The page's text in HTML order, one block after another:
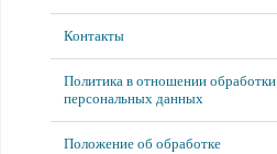
Контакты
Политика в отношении обработки
персональных данных
Положение об обработке